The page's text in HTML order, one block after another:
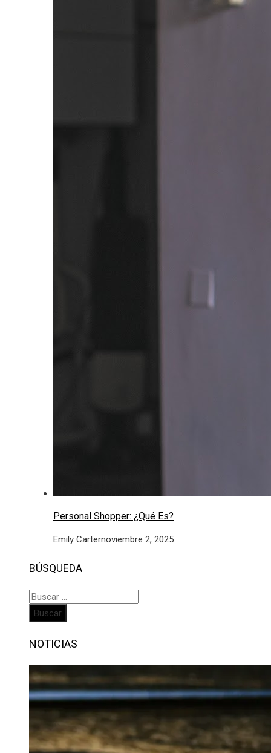
Personal Shopper: ¿Qué Es?
Emily Carternoviembre 2, 2025
BÚSQUEDA
Buscar:
NOTICIAS